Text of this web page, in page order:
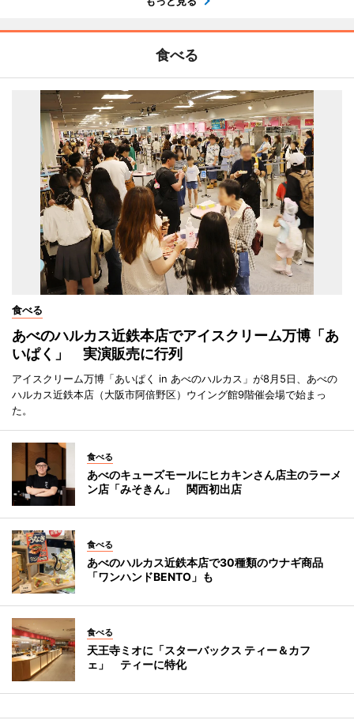
食べる
食べる
あべのハルカス近鉄本店でアイスクリーム万博「あ
いぱく」 実演販売に行列
アイスクリーム万博「あいぱく in あべのハルカス」が8月5日、あべの
ハルカス近鉄本店（大阪市阿倍野区）ウイング館9階催会場で始まっ
た。
食べる
あべのキューズモールにヒカキンさん店主のラーメ
ン店「みそきん」 関西初出店
食べる
あべのハルカス近鉄本店で30種類のウナギ商品
「ワンハンドBENTO」も
食べる
天王寺ミオに「スターバックス ティー＆カフ
ェ」 ティーに特化